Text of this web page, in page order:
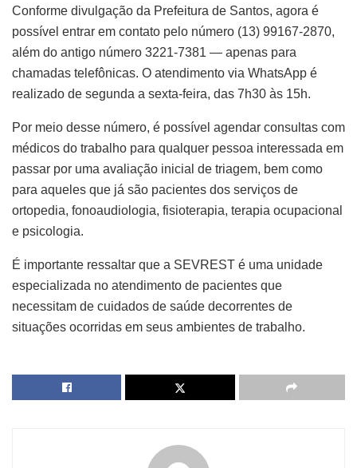
Conforme divulgação da Prefeitura de Santos, agora é
possível entrar em contato pelo número (13) 99167-2870,
além do antigo número 3221-7381 — apenas para
chamadas telefônicas. O atendimento via WhatsApp é
realizado de segunda a sexta-feira, das 7h30 às 15h.
Por meio desse número, é possível agendar consultas com
médicos do trabalho para qualquer pessoa interessada em
passar por uma avaliação inicial de triagem, bem como
para aqueles que já são pacientes dos serviços de
ortopedia, fonoaudiologia, fisioterapia, terapia ocupacional
e psicologia.
É importante ressaltar que a SEVREST é uma unidade
especializada no atendimento de pacientes que
necessitam de cuidados de saúde decorrentes de
situações ocorridas em seus ambientes de trabalho.